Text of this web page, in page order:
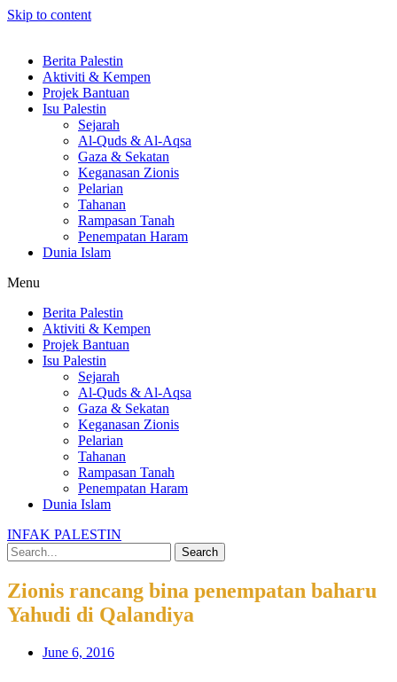
Skip to content
Berita Palestin
Aktiviti & Kempen
Projek Bantuan
Isu Palestin
Sejarah
Al-Quds & Al-Aqsa
Gaza & Sekatan
Keganasan Zionis
Pelarian
Tahanan
Rampasan Tanah
Penempatan Haram
Dunia Islam
Menu
Berita Palestin
Aktiviti & Kempen
Projek Bantuan
Isu Palestin
Sejarah
Al-Quds & Al-Aqsa
Gaza & Sekatan
Keganasan Zionis
Pelarian
Tahanan
Rampasan Tanah
Penempatan Haram
Dunia Islam
INFAK PALESTIN
Search
Zionis rancang bina penempatan baharu
Yahudi di Qalandiya
June 6, 2016